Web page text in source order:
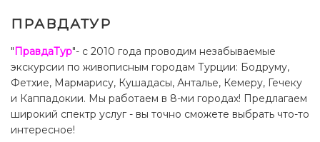
ПРАВДАТУР
"ПравдаТур"- с 2010 года проводим незабываемые
экскурсии по живописным городам Турции: Бодруму,
Фетхие, Мармарису, Кушадасы, Анталье, Кемеру, Гечеку
и Каппадокии. Мы работаем в 8-ми городах! Предлагаем
широкий спектр услуг - вы точно сможете выбрать что-то
интересное!